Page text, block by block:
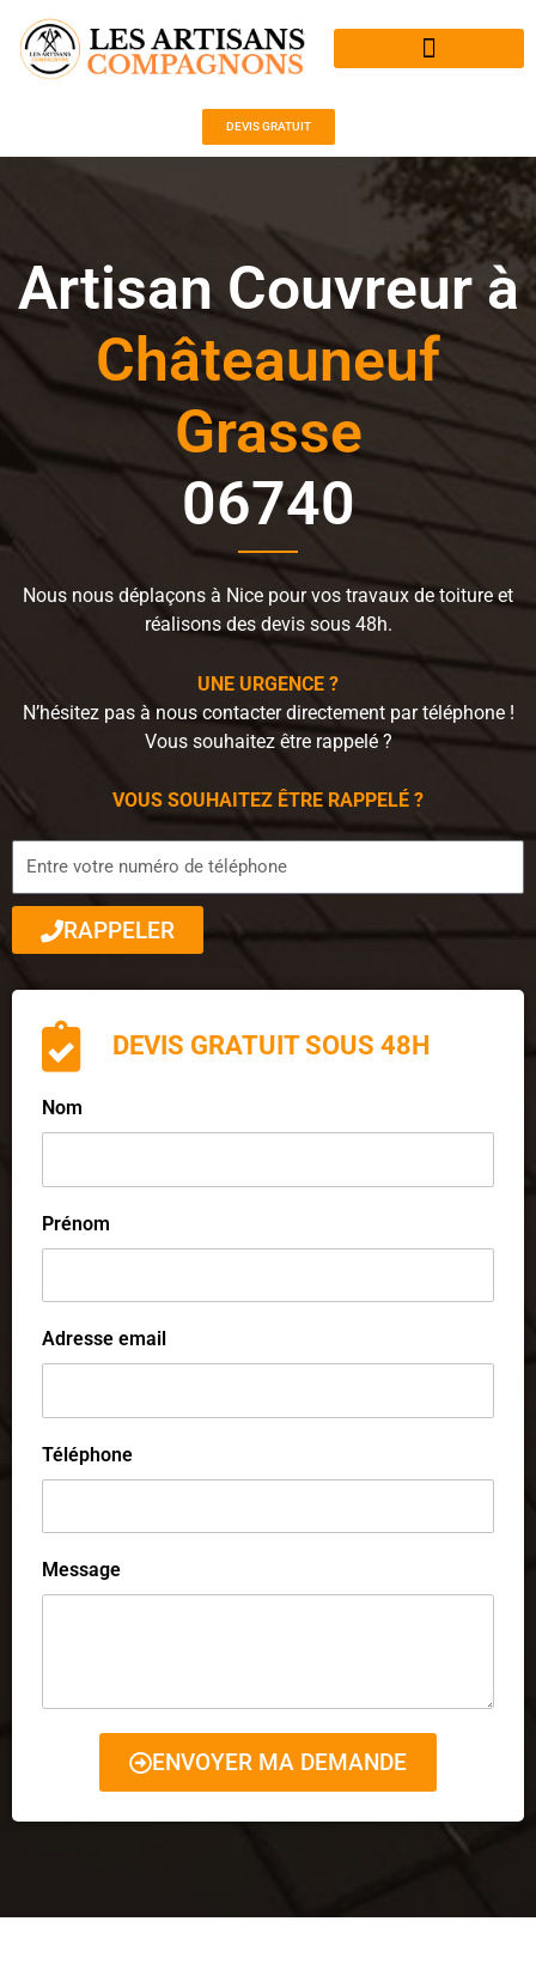
contenu
DEVIS GRATUIT
Artisan Couvreur à
Châteauneuf
Grasse
06740
Nous nous déplaçons à Nice pour vos travaux de toiture et
réalisons des devis sous 48h.
UNE URGENCE ?
N’hésitez pas à nous contacter directement par téléphone !
Vous souhaitez être rappelé ?
VOUS SOUHAITEZ ÊTRE RAPPELÉ ?
RAPPELER
DEVIS GRATUIT SOUS 48H
Nom
Prénom
Adresse email
Téléphone
Message
ENVOYER MA DEMANDE